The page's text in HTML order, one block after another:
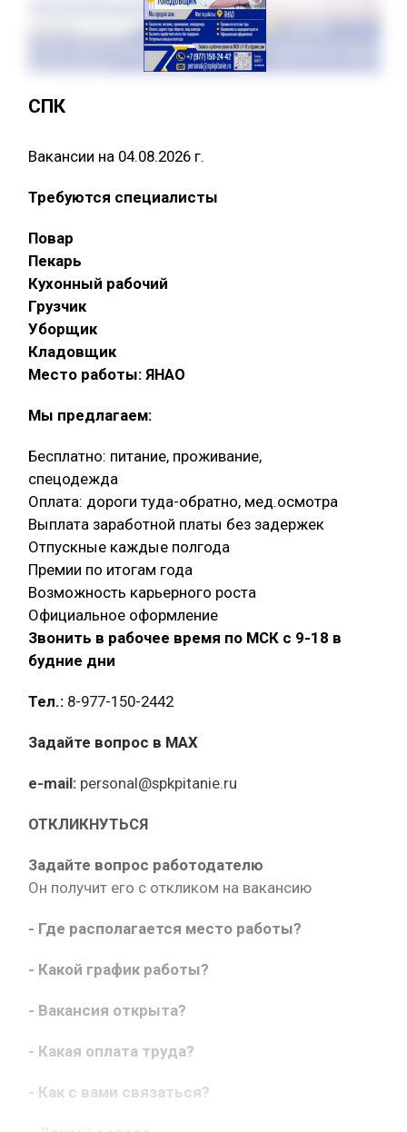
СПК
Вакансии на 04.08.2026 г.
Требуются специалисты
Повар
Пекарь
Кухонный рабочий
Грузчик
Уборщик
Кладовщик
Место работы: ЯНАО
Мы предлагаем:
Бесплатно: питание, проживание,
спецодежда
Оплата: дороги туда-обратно, мед.осмотра
Выплата заработной платы без задержек
Отпускные каждые полгода
Премии по итогам года
Возможность карьерного роста
Официальное оформление
Звонить в рабочее время по МСК с 9-18 в
будние дни
Тел.: 8-977-150-2442
Задайте вопрос в MAX
e-mail: personal@spkpitanie.ru
ОТКЛИКНУТЬСЯ
Задайте вопрос работодателю
Он получит его с откликом на вакансию
- Где располагается место работы?
- Какой график работы?
- Вакансия открыта?
- Какая оплата труда?
- Как с вами связаться?